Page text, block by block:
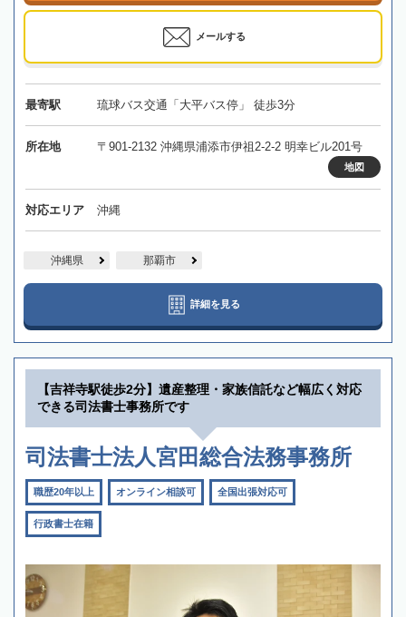
メールする
最寄駅 琉球バス交通「大平バス停」 徒歩3分
所在地 〒901-2132 沖縄県浦添市伊祖2-2-2 明幸ビル201号
地図
対応エリア 沖縄
沖縄県 那覇市
詳細を見る
【吉祥寺駅徒歩2分】遺産整理・家族信託など幅広く対応
できる司法書士事務所です
司法書士法人宮田総合法務事務所
職歴20年以上 オンライン相談可 全国出張対応可
行政書士在籍